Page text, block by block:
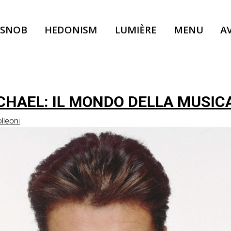
SNOB HEDONISM LUMIÈRE MENU
IL MONDO DELLA